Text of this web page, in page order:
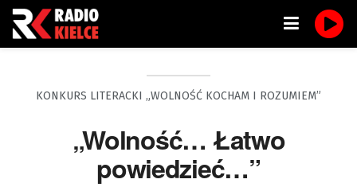
KONKURS LITERACKI „WOLNOŚĆ KOCHAM I ROZUMIEM”
„Wolność… Łatwo
powiedzieć…”